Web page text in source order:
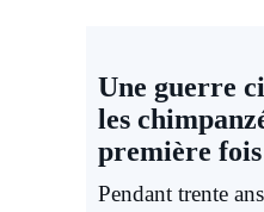
Une guerre
les
première fois
Pendant trente